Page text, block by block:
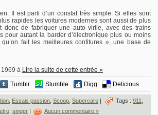
Il est parti d’un constat très simple: Si elles sont
rapides les voitures modernes sont aussi de plus
donc de fabriquer une auto virile, avec des trains
pour autant la barder d’électronique plus ou moins
fait les meilleures confitures », une base de
à Lire la suite de cette entrée »
Tumblr Stumble Digg Delicious
Essais passion Scoop Supercars | Tags : 911
singer | Aucun commentaire »